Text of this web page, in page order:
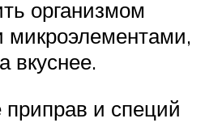
организмом
вкуснее.
приправ и специй